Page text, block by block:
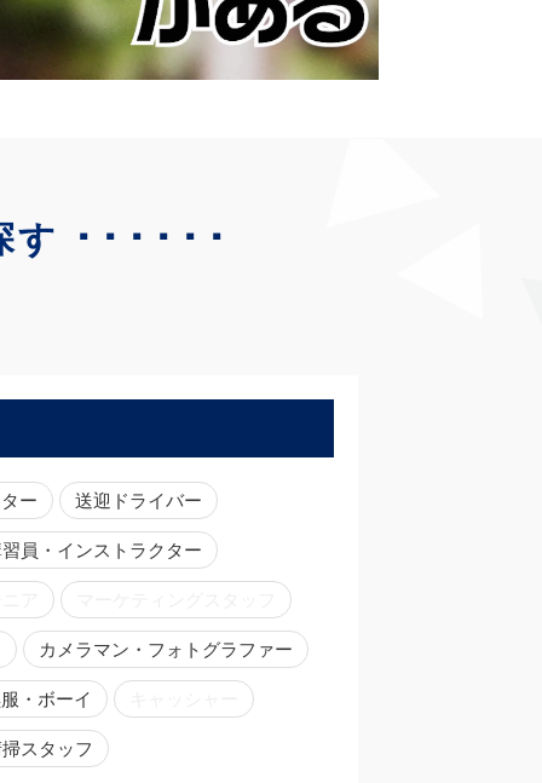
す ･･････
ー 送迎ドライバー
員・インストラクター
カメラマン・フォトグラファー
・ボーイ
スタッフ